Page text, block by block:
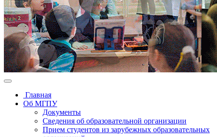
Главная
Об МГПУ
Документы
Сведения об образовательной организации
Прием студентов из зарубежных образовательных